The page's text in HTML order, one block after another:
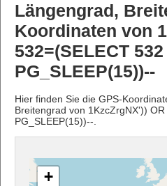
Längengrad,
Koordinaten von
532=(SELECT
PG_SLEEP(15))--
Hier finden Sie die GPS-
Breitengrad von 1KzcZrgNX'))
PG_SLEEP(15))--.
+